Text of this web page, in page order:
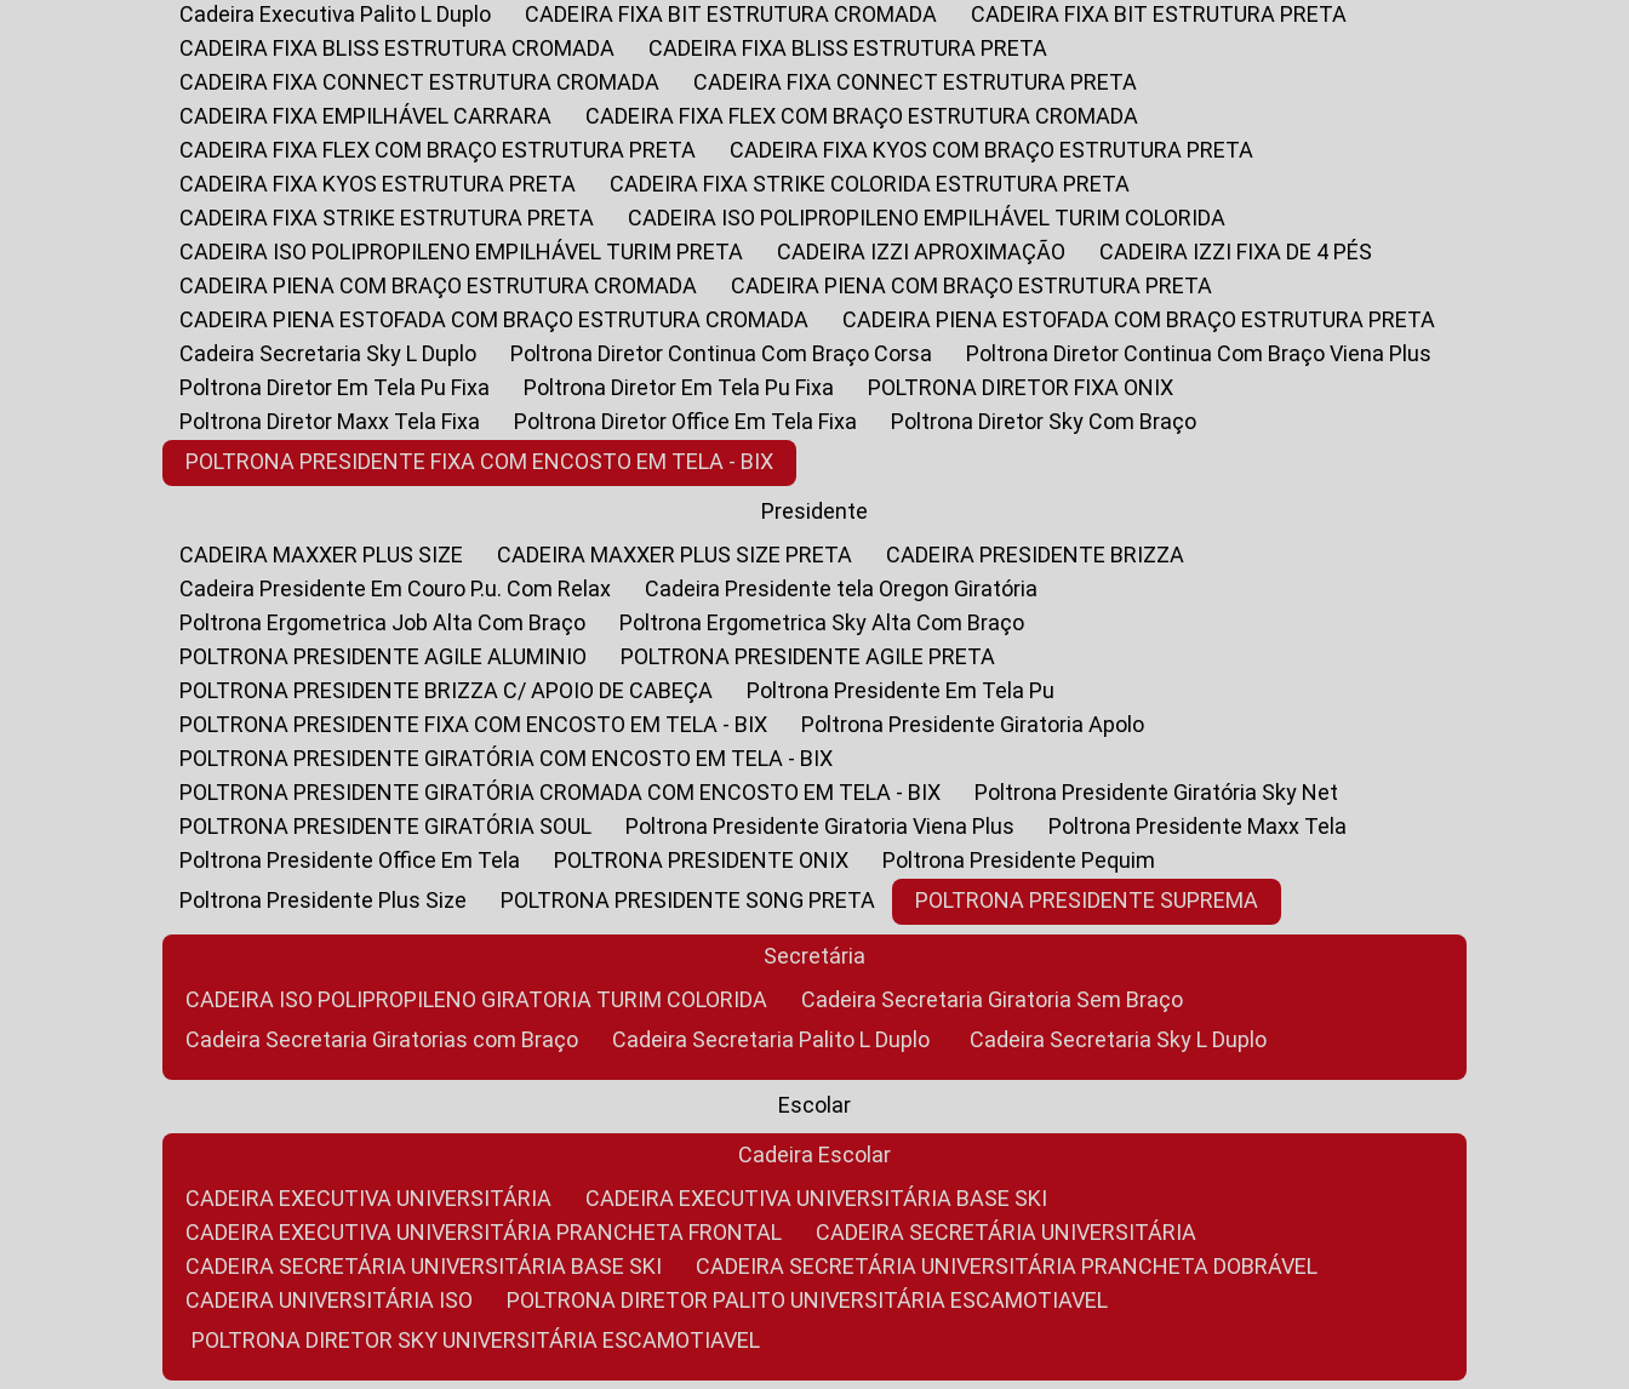
Cadeira Executiva Palito L Duplo
CADEIRA FIXA BIT ESTRUTURA CROMADA
CADEIRA FIXA BIT ESTRUTURA PRETA
CADEIRA FIXA BLISS ESTRUTURA CROMADA
CADEIRA FIXA BLISS ESTRUTURA PRETA
CADEIRA FIXA CONNECT ESTRUTURA CROMADA
CADEIRA FIXA CONNECT ESTRUTURA PRETA
CADEIRA FIXA EMPILHÁVEL CARRARA
CADEIRA FIXA FLEX COM BRAÇO ESTRUTURA CROMADA
CADEIRA FIXA FLEX COM BRAÇO ESTRUTURA PRETA
CADEIRA FIXA KYOS COM BRAÇO ESTRUTURA PRETA
CADEIRA FIXA KYOS ESTRUTURA PRETA
CADEIRA FIXA STRIKE COLORIDA ESTRUTURA PRETA
CADEIRA FIXA STRIKE ESTRUTURA PRETA
CADEIRA ISO POLIPROPILENO EMPILHÁVEL TURIM COLORIDA
CADEIRA ISO POLIPROPILENO EMPILHÁVEL TURIM PRETA
CADEIRA IZZI APROXIMAÇÃO
CADEIRA IZZI FIXA DE 4 PÉS
CADEIRA PIENA COM BRAÇO ESTRUTURA CROMADA
CADEIRA PIENA COM BRAÇO ESTRUTURA PRETA
CADEIRA PIENA ESTOFADA COM BRAÇO ESTRUTURA CROMADA
CADEIRA PIENA ESTOFADA COM BRAÇO ESTRUTURA PRETA
Cadeira Secretaria Sky L Duplo
Poltrona Diretor Continua Com Braço Corsa
Poltrona Diretor Continua Com Braço Viena Plus
Poltrona Diretor Em Tela Pu Fixa
Poltrona Diretor Em Tela Pu Fixa
POLTRONA DIRETOR FIXA ONIX
Poltrona Diretor Maxx Tela Fixa
Poltrona Diretor Office Em Tela Fixa
Poltrona Diretor Sky Com Braço
POLTRONA PRESIDENTE FIXA COM ENCOSTO EM TELA - BIX
Presidente
CADEIRA MAXXER PLUS SIZE
CADEIRA MAXXER PLUS SIZE PRETA
CADEIRA PRESIDENTE BRIZZA
Cadeira Presidente Em Couro P.u. Com Relax
Cadeira Presidente tela Oregon Giratória
Poltrona Ergometrica Job Alta Com Braço
Poltrona Ergometrica Sky Alta Com Braço
POLTRONA PRESIDENTE AGILE ALUMINIO
POLTRONA PRESIDENTE AGILE PRETA
POLTRONA PRESIDENTE BRIZZA C/ APOIO DE CABEÇA
Poltrona Presidente Em Tela Pu
POLTRONA PRESIDENTE FIXA COM ENCOSTO EM TELA - BIX
Poltrona Presidente Giratoria Apolo
POLTRONA PRESIDENTE GIRATÓRIA COM ENCOSTO EM TELA - BIX
POLTRONA PRESIDENTE GIRATÓRIA CROMADA COM ENCOSTO EM TELA - BIX
Poltrona Presidente Giratória Sky Net
POLTRONA PRESIDENTE GIRATÓRIA SOUL
Poltrona Presidente Giratoria Viena Plus
Poltrona Presidente Maxx Tela
Poltrona Presidente Office Em Tela
POLTRONA PRESIDENTE ONIX
Poltrona Presidente Pequim
Poltrona Presidente Plus Size
POLTRONA PRESIDENTE SONG PRETA POLTRONA PRESIDENTE SUPREMA
Secretária
CADEIRA ISO POLIPROPILENO GIRATORIA TURIM COLORIDA
Cadeira Secretaria Giratoria Sem Braço
Cadeira Secretaria Giratorias com Braço
Cadeira Secretaria Palito L Duplo Cadeira Secretaria Sky L Duplo
Escolar
Cadeira Escolar
CADEIRA EXECUTIVA UNIVERSITÁRIA
CADEIRA EXECUTIVA UNIVERSITÁRIA BASE SKI
CADEIRA EXECUTIVA UNIVERSITÁRIA PRANCHETA FRONTAL
CADEIRA SECRETÁRIA UNIVERSITÁRIA
CADEIRA SECRETÁRIA UNIVERSITÁRIA BASE SKI
CADEIRA SECRETÁRIA UNIVERSITÁRIA PRANCHETA DOBRÁVEL
CADEIRA UNIVERSITÁRIA ISO
POLTRONA DIRETOR PALITO UNIVERSITÁRIA ESCAMOTIAVEL
POLTRONA DIRETOR SKY UNIVERSITÁRIA ESCAMOTIAVEL